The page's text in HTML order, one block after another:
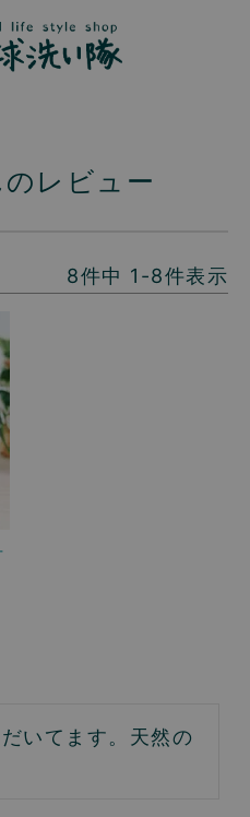
レビュー
8件中 1 -8件表示
いてます。天然の